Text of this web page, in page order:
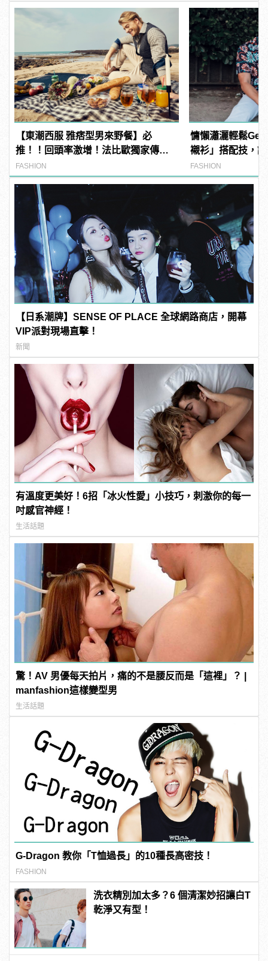
【東潮西服 雅痞型男來野餐】必
推！！回頭率激增！法比歐獨家傳
授：一套西裝三穿的魅力穿搭術！
FASHION
慵懶瀟灑輕鬆Get
襯衫」搭配技，
FASHION
【日系潮牌】SENSE OF PLACE 全球網路商店，開幕
VIP派對現場直擊！
新聞
有溫度更美好！6招「冰火性愛」小技巧，刺激你的每一
吋感官神經！
生活話題
驚！AV 男優每天拍片，痛的不是腰反而是「這裡」？ |
manfashion這樣變型男
生活話題
G-Dragon 教你「T恤過長」的10種長高密技！
FASHION
洗衣精別加太多？6 個清潔妙招讓白T
乾淨又有型！